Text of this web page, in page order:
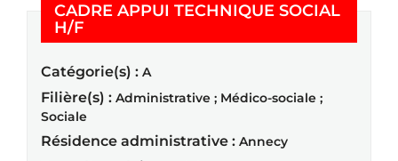
CADRE APPUI TECHNIQUE SOCIAL
H/F(Nouvelle fenêtre)
Catégorie(s) : A
Filière(s) : Administrative ; Médico-sociale ;
Sociale
Résidence administrative : Annecy